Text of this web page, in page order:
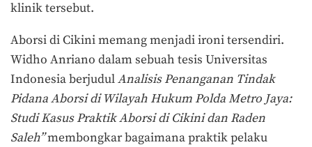
klinik tersebut.
Aborsi di Cikini memang menjadi ironi tersendiri.
Widho Anriano dalam sebuah tesis Universitas
Indonesia berjudulAnalisis Penanganan Tindak
Pidana Aborsi di Wilayah Hukum Polda Metro Jaya:
Studi Kasus Praktik Aborsi di Cikini dan Raden
Saleh”membongkar bagaimana praktik pelaku